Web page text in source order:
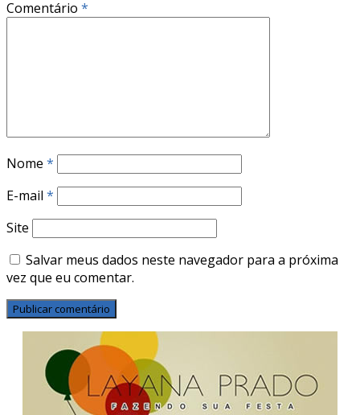
Comentário *
Nome *
E-mail *
Site
Salvar meus dados neste navegador para a próxima
vez que eu comentar.